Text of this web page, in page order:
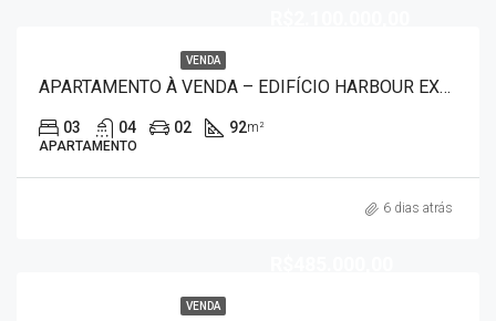
VENDA
APARTAMENTO À VENDA – EDIFÍCIO HARBOUR EXCLUSIVE – RIFAINA 9506
03 04 02 92m²
APARTAMENTO
6 dias atrás
VENDA